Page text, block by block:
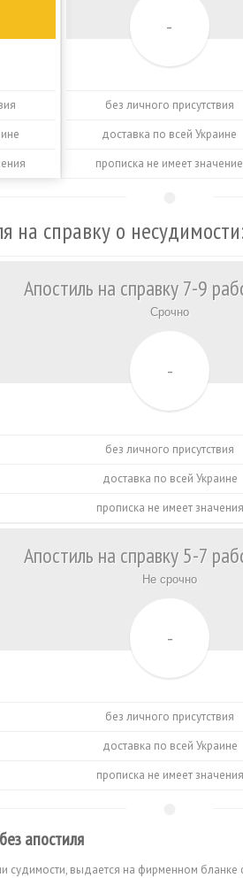
-
без личного присутствия
доставка по всей Украине
прописка не имеет значение
на справку о
Апостиль на справку 7-9
Срочно
-
без личного присутствия
доставка по всей Украине
прописка не имеет значения
Апостиль на справку 5-7
Не срочно
-
без личного присутствия
доставка по всей Украине
прописка не имеет значения
апостиля
судимости, выдается на фирменном